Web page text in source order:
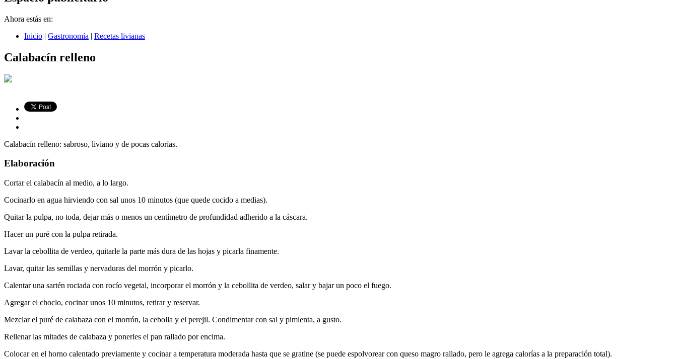
Ahora estás en:
Inicio | Gastronomía | Recetas livianas
Calabacín relleno
Calabacín relleno: sabroso, liviano y de pocas calorías.
Elaboración
Cortar el calabacín al medio, a lo largo.
Cocinarlo en agua hirviendo con sal unos 10 minutos (que quede cocido a medias).
Quitar la pulpa, no toda, dejar más o menos un centímetro de profundidad adherido a la cáscara.
Hacer un puré con la pulpa retirada.
Lavar la cebollita de verdeo, quitarle la parte más dura de las hojas y picarla finamente.
Lavar, quitar las semillas y nervaduras del morrón y picarlo.
Calentar una sartén rociada con rocío vegetal, incorporar el morrón y la cebollita de verdeo, salar y bajar un poco el fuego.
Agregar el choclo, cocinar unos 10 minutos, retirar y reservar.
Mezclar el puré de calabaza con el morrón, la cebolla y el perejil. Condimentar con sal y pimienta, a gusto.
Rellenar las mitades de calabaza y ponerles el pan rallado por encima.
Colocar en el horno calentado previamente y cocinar a temperatura moderada hasta que se gratine (se puede espolvorear con queso magro rallado, pero le agrega calorías a la preparación total).